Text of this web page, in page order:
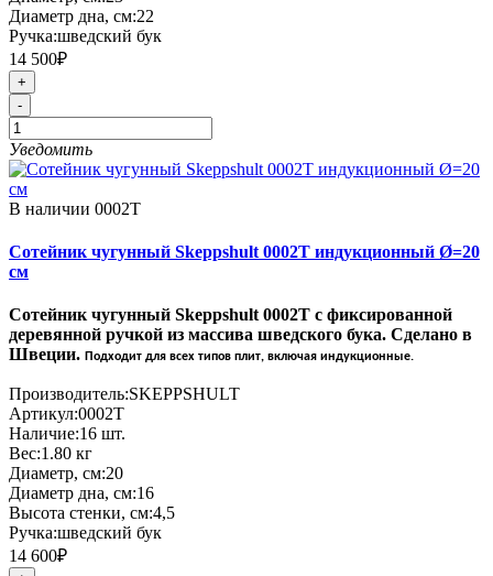
Диаметр дна, см:22
Ручка:шведский бук
14 500₽
+
-
Уведомить
В наличии 0002T
Сотейник чугунный Skeppshult 0002T индукционный Ø=20
см
Сотейник чугунный Skeppshult 0002T с фиксированной
деревянной ручкой из массива шведского бука. Сделано в
Швеции. Подходит для всех типов плит, включая индукционные.
Производитель:SKEPPSHULT
Артикул:0002T
Наличие:16 шт.
Вес:1.80 кг
Диаметр, см:20
Диаметр дна, см:16
Высота стенки, см:4,5
Ручка:шведский бук
14 600₽